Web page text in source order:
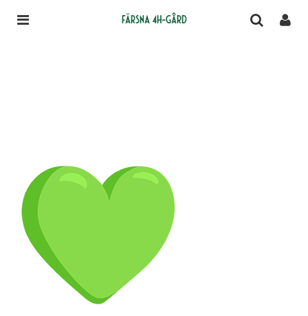
Färsna 4H-gård